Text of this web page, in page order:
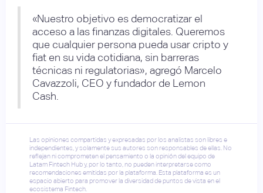
«Nuestro objetivo es democratizar el
acceso a las finanzas digitales. Queremos
que cualquier persona pueda usar cripto y
fiat en su vida cotidiana, sin barreras
técnicas ni regulatorias», agregó Marcelo
Cavazzoli, CEO y fundador de Lemon
Cash.
Las opiniones compartidas y expresadas por los analistas son libres e
independientes, y solamente sus autores son responsables de ellas. No
reflejan ni comprometen el pensamiento o la opinión del equipo de
Latam Fintech Hub y, por lo tanto, no pueden interpretarse como
recomendaciones emitidas por la plataforma. Esta plataforma es un
espacio abierto para promover la diversidad de puntos de vista en el
ecosistema Fintech.